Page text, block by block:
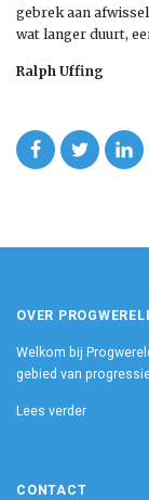
gebrek aan
wat langer duurt,
Ralph Uffing
OVER
Welkom bij
gebied van
Lees verder
CONTACT